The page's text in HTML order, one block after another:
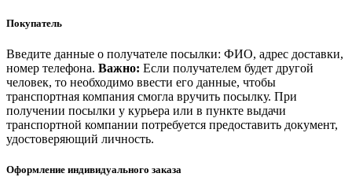
Покупатель
Введите данные о получателе посылки: ФИО, адрес доставки,
номер телефона. Важно: Если получателем будет другой
человек, то необходимо ввести его данные, чтобы
транспортная компания смогла вручить посылку. При
получении посылки у курьера или в пункте выдачи
транспортной компании потребуется предоставить документ,
удостоверяющий личность.
Оформление индивидуального заказа